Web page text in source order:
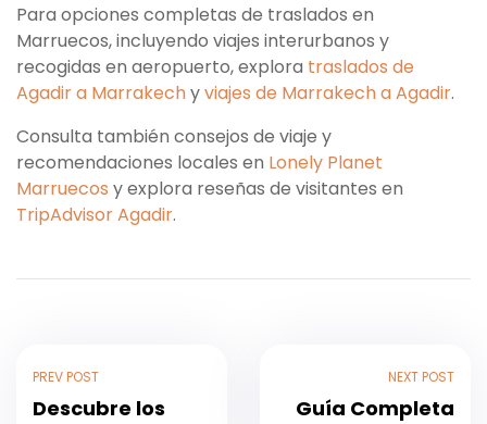
Para opciones completas de traslados en
Marruecos, incluyendo viajes interurbanos y
recogidas en aeropuerto, explora traslados de
Agadir a Marrakechyviajes de Marrakech a Agadir.
Consulta también consejos de viaje y
recomendaciones locales en Lonely Planet
Marruecos y explora reseñas de visitantes en
TripAdvisor Agadir.
PREV POST
Descubre los
NEXT POST
Guía Completa